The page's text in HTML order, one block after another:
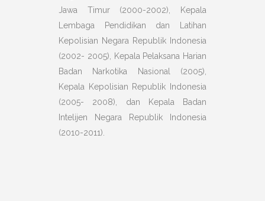
Jawa Timur (2000-2002), Kepala
Lembaga Pendidikan dan Latihan
Kepolisian Negara Republik Indonesia
(2002- 2005), Kepala Pelaksana Harian
Badan Narkotika Nasional (2005),
Kepala Kepolisian Republik Indonesia
(2005- 2008), dan Kepala Badan
Intelijen Negara Republik Indonesia
(2010-2011).